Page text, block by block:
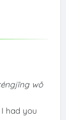
wǒ
had you